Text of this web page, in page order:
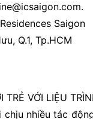
Saigon
Q.1, Tp.HCM
VỚI LIỆU
chịu nhiều tác